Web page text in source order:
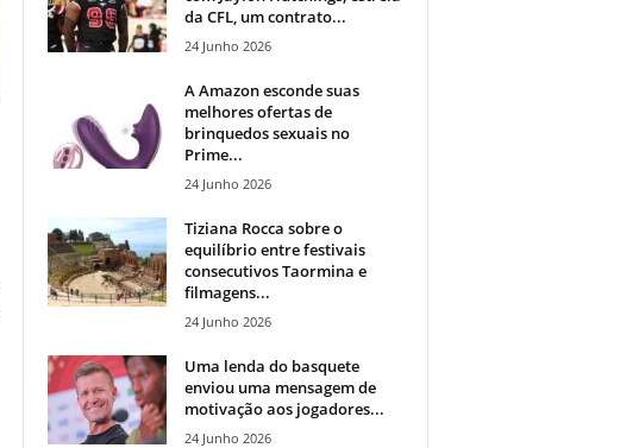
da CFL, um contrato...
24 Junho 2026
A Amazon esconde suas
melhores ofertas de
brinquedos sexuais no
Prime...
24 Junho 2026
Tiziana Rocca sobre o
equilíbrio entre festivais
consecutivos Taormina e
filmagens...
24 Junho 2026
Uma lenda do basquete
enviou uma mensagem de
motivação aos jogadores...
24 Junho 2026